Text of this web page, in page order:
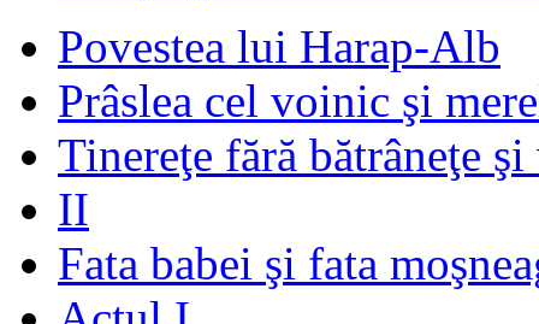
Povestea lui Harap-Alb
Prâslea cel voinic şi
Tinereţe fără bătrâneţe
II
Fata babei şi fata